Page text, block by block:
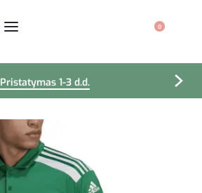
0
Pristatymas 1-3 d.d.